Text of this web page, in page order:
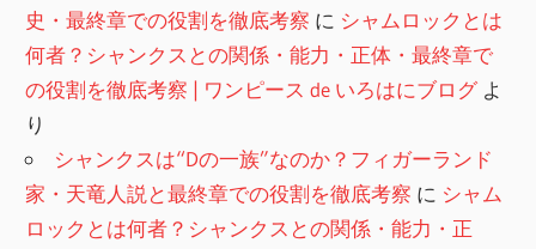
史・最終章での役割を徹底考察 に シャムロックとは
何者？シャンクスとの関係・能力・正体・最終章で
の役割を徹底考察 | ワンピース de いろはにブログよ
り
シャンクスは“Dの一族”なのか？フィガーランド
家・天竜人説と最終章での役割を徹底考察 に シャム
ロックとは何者？シャンクスとの関係・能力・正